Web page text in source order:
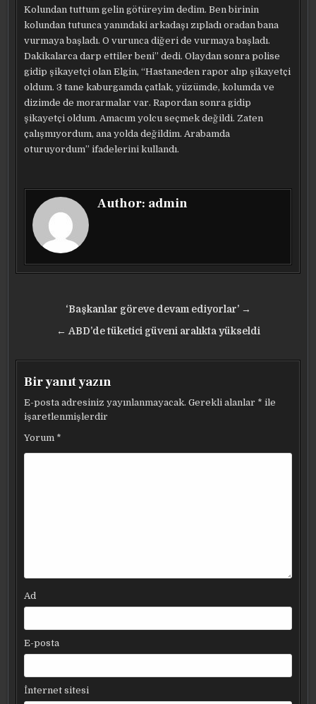
Kolundan tuttum gelin götüreyim dedim. Ben birinin
kolundan tutunca yanındaki arkadaşı zıpladı oradan bana
vurmaya başladı. O vurunca diğeri de vurmaya başladı.
Dakikalarca darp ettiler beni” dedi. Olaydan sonra polise
gidip şikayetçi olan Elgin, “Hastaneden rapor alıp şikayetçi
oldum. 3 tane kaburgamda çatlak, yüzümde, kolumda ve
dizimde de morarmalar var. Rapordan sonra gidip
şikayetçi oldum. Amacım yolcu seçmek değildi. Zaten
çalışmıyordum, ana yolda değildim. Arabamda
oturuyordum” ifadelerini kullandı.
Author: admin
gezinmesi
‘Başkanlar göreve devam ediyorlar’ →
← ABD’de tüketici güveni aralıkta yükseldi
Bir yanıt yazın
E-posta adresiniz yayınlanmayacak. Gerekli alanlar * ile
işaretlenmişlerdir
Yorum *
Ad
E-posta
İnternet sitesi